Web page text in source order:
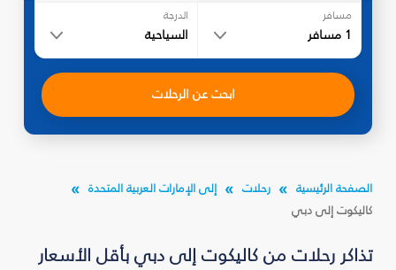
مسافر
1 مسافر
الدرجة
السياحية
ابحث عن الرحلات
الصفحة الرئيسية رحلات
إلى الإمارات العربية المتحدة
كاليكوت إلى دبي
تذاكر رحلات من كاليكوت إلى دبي بأقل الأسعار